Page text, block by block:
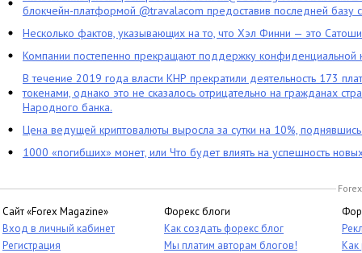
блокчейн-платформой @travalacom предоставив последней базу
Несколько фактов, указывающих на то, что Хэл Финни — это
Компании постепенно прекращают поддержку конфиденциальной
В течение 2019 года власти КНР прекратили деятельность 173
токенами, однако это не сказалось отрицательно на гражданах
Народного банка.
Цена ведущей криптовалюты выросла за сутки на 10%,
1000 «погибших» монет, или Что будет влиять на успешность
Сайт «Forex Magazine»
Вход в личный кабинет
Регистрация
Форекс блоги
Как создать форекс блог
Мы платим авторам блогов!
Как